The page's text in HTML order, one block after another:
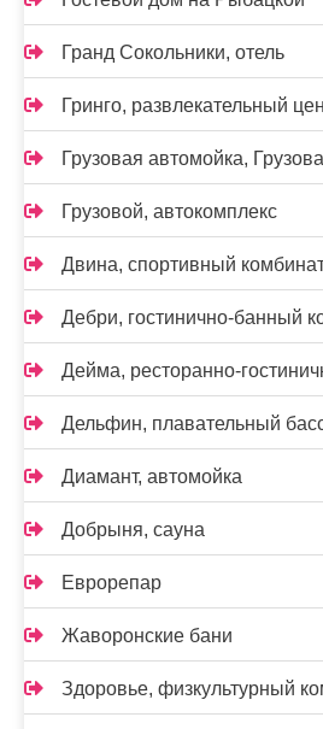
Гранд Сокольники, отель
Гринго, развлекательный
Грузовая автомойка,
Грузовой, автокомплекс
Двина, спортивный
Дебри, гостинично-банный
Дейма, ресторанно-
Дельфин, плавательный
Диамант, автомойка
Добрыня, сауна
Еврорепар
Жаворонские бани
Здоровье, физкультурный